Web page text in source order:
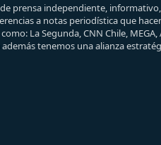
prensa independiente,
a notas periodística que
La Segunda, CNN Chile, MEGA,
tenemos una alianza